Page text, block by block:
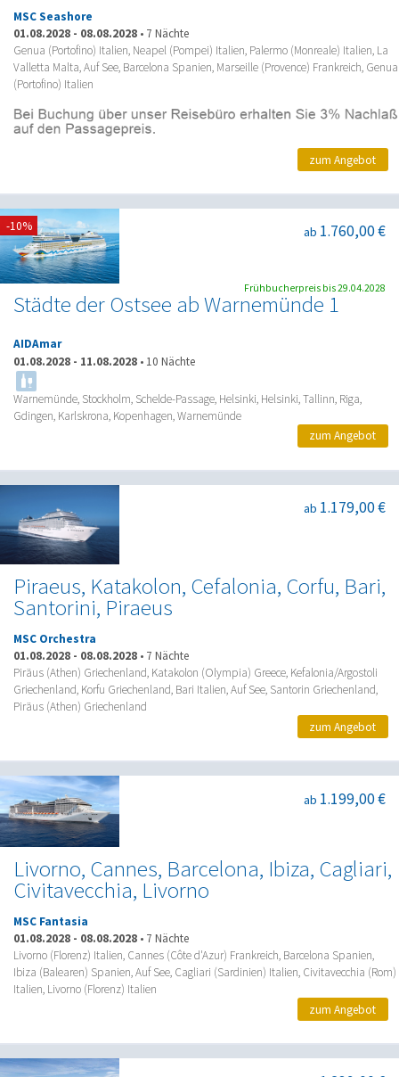
MSC Seashore
01.08.2028 - 08.08.2028 • 7 Nächte
Genua (Portofino) Italien, Neapel (Pompei) Italien, Palermo (Monreale) Italien, La
Valletta Malta, Auf See, Barcelona Spanien, Marseille (Provence) Frankreich, Genua
(Portofino) Italien
zum Angebot
Städte der Ostsee ab Warnemünde 1
ab 1.760,00 €
AIDAmar
01.08.2028 - 11.08.2028 • 10 Nächte
Warnemünde, Stockholm, Schelde-Passage, Helsinki, Helsinki, Tallinn, Riga,
Gdingen, Karlskrona, Kopenhagen, Warnemünde
-10%
Frühbucherpreis bis 29.04.2028
zum Angebot
Piraeus, Katakolon, Cefalonia, Corfu, Bari,
Santorini, Piraeus
ab 1.179,00 €
MSC Orchestra
01.08.2028 - 08.08.2028 • 7 Nächte
Piräus (Athen) Griechenland, Katakolon (Olympia) Greece, Kefalonia/Argostoli
Griechenland, Korfu Griechenland, Bari Italien, Auf See, Santorin Griechenland,
Piräus (Athen) Griechenland
zum Angebot
Livorno, Cannes, Barcelona, Ibiza, Cagliari,
Civitavecchia, Livorno
ab 1.199,00 €
MSC Fantasia
01.08.2028 - 08.08.2028 • 7 Nächte
Livorno (Florenz) Italien, Cannes (Côte d'Azur) Frankreich, Barcelona Spanien,
Ibiza (Balearen) Spanien, Auf See, Cagliari (Sardinien) Italien, Civitavecchia (Rom)
Italien, Livorno (Florenz) Italien
zum Angebot